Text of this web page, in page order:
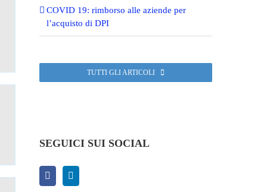
COVID 19: rimborso alle aziende per
l’acquisto di DPI
TUTTI GLI ARTICOLI
SEGUICI SUI SOCIAL